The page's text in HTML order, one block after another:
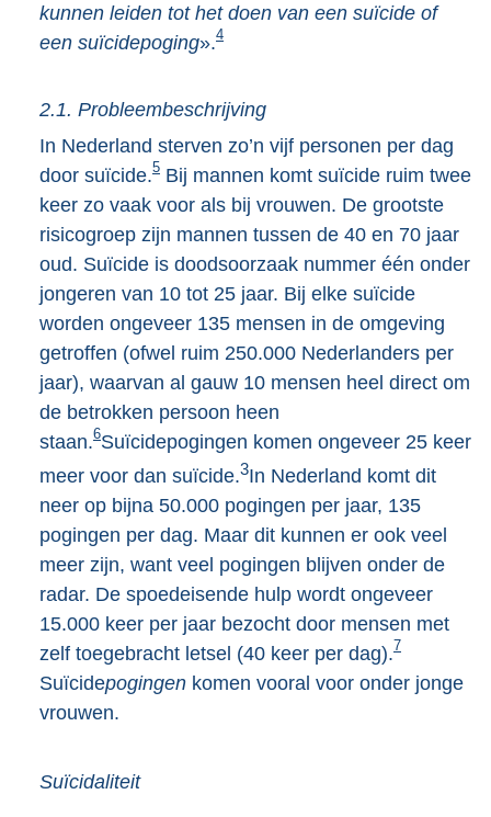
kunnen leiden tot het doen van een suïcide of
een suïcidepoging».4
2.1. Probleembeschrijving
In Nederland sterven zo’n vijf personen per dag
door suïcide.5 Bij mannen komt suïcide ruim twee
keer zo vaak voor als bij vrouwen. De grootste
risicogroep zijn mannen tussen de 40 en 70 jaar
oud. Suïcide is doodsoorzaak nummer één onder
jongeren van 10 tot 25 jaar. Bij elke suïcide
worden ongeveer 135 mensen in de omgeving
getroffen (ofwel ruim 250.000 Nederlanders per
jaar), waarvan al gauw 10 mensen heel direct om
de betrokken persoon heen
staan.6Suïcidepogingen komen ongeveer 25 keer
meer voor dan suïcide.3In Nederland komt dit
neer op bijna 50.000 pogingen per jaar, 135
pogingen per dag. Maar dit kunnen er ook veel
meer zijn, want veel pogingen blijven onder de
radar. De spoedeisende hulp wordt ongeveer
15.000 keer per jaar bezocht door mensen met
zelf toegebracht letsel (40 keer per dag). 7
Suïcidepogingen komen vooral voor onder jonge
vrouwen.
Suïcidaliteit